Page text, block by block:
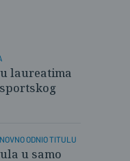
laureatima
ODNIO TITULU
u samo